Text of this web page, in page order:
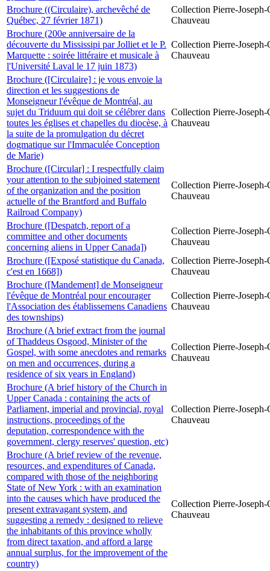
Brochure ((Circulaire), archevêché de
Québec, 27 février 1871)
Collection Pierre-
Chauveau
Brochure (200e anniversaire de la
découverte du Mississipi par Jolliet et le P.
Marquette : soirée littéraire et musicale à
l'Université Laval le 17 juin 1873)
Collection Pierre-
Chauveau
Brochure ([Circulaire] : je vous envoie la
direction et les suggestions de
Monseigneur l'évêque de Montréal, au
sujet du Triduum qui doit se célébrer dans
toutes les églises et chapelles du diocèse, à
la suite de la promulgation du décret
dogmatique sur l'Immaculée Conception
de Marie)
Collection Pierre-
Chauveau
Brochure ([Circular] : I respectfully claim
your attention to the subjoined statement
of the organization and the position
actuelle of the Brantford and Buffalo
Railroad Company)
Collection Pierre-
Chauveau
Brochure ([Despatch, report of a
committee and other documents
concerning aliens in Upper Canada])
Collection Pierre-
Chauveau
Brochure ([Exposé statistique du Canada,
c'est en 1668])
Collection Pierre-
Chauveau
Brochure ([Mandement] de Monseigneur
l'évêque de Montréal pour encourager
l'Association des établissemens Canadiens
des townships)
Collection Pierre-
Chauveau
Brochure (A brief extract from the journal
of Thaddeus Osgood, Minister of the
Gospel, with some anecdotes and remarks
on men and occurrences, during a
residence of six years in England)
Collection Pierre-
Chauveau
Brochure (A brief history of the Church in
Upper Canada : containing the acts of
Parliament, imperial and provincial, royal
instructions, proceedings of the
deputation, correspondence with the
government, clergy reserves' question, etc)
Collection Pierre-
Chauveau
Brochure (A brief review of the revenue,
resources, and expenditures of Canada,
compared with those of the neighboring
State of New York : with an examination
into the causes which have produced the
present extravagant system, and
suggesting a remedy : designed to relieve
the inhabitants of this province wholly
from direct taxation, and afford a large
annual surplus, for the improvement of the
country)
Collection Pierre-
Chauveau